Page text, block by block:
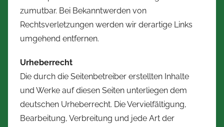
zumutbar. Bei Bekanntwerden von
Rechtsverletzungen werden wir derartige Links
umgehend entfernen.
Urheberrecht
Die durch die Seitenbetreiber erstellten Inhalte
und Werke auf diesen Seiten unterliegen dem
deutschen Urheberrecht. Die Vervielfältigung,
Bearbeitung, Verbreitung und jede Art der